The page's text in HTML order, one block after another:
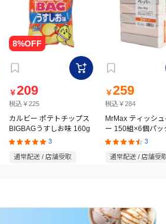
￥209
税込￥225
カルビー ポテトチップス
BIGBAGうすしお味 160g
3
通常配送 / 店舗受取
￥259
税込￥284
MrMax ティッシ
ー 150組×6個パッ
3
通常配送 / 店舗受